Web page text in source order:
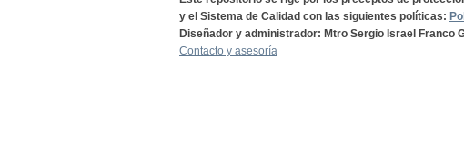
y el Sistema de Calidad con las siguientes políticas:
Diseñador y administrador: Mtro Sergio Israel Franco
Contacto y asesoría